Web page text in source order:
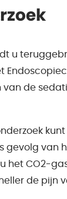
u
van de
gevolg van
het CO2-
de pijn